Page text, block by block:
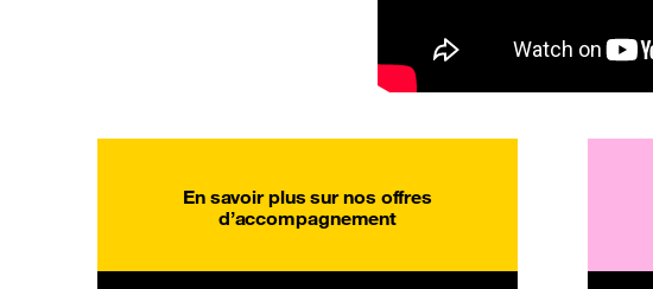
En savoir plus sur nos offres
d’accompagnement